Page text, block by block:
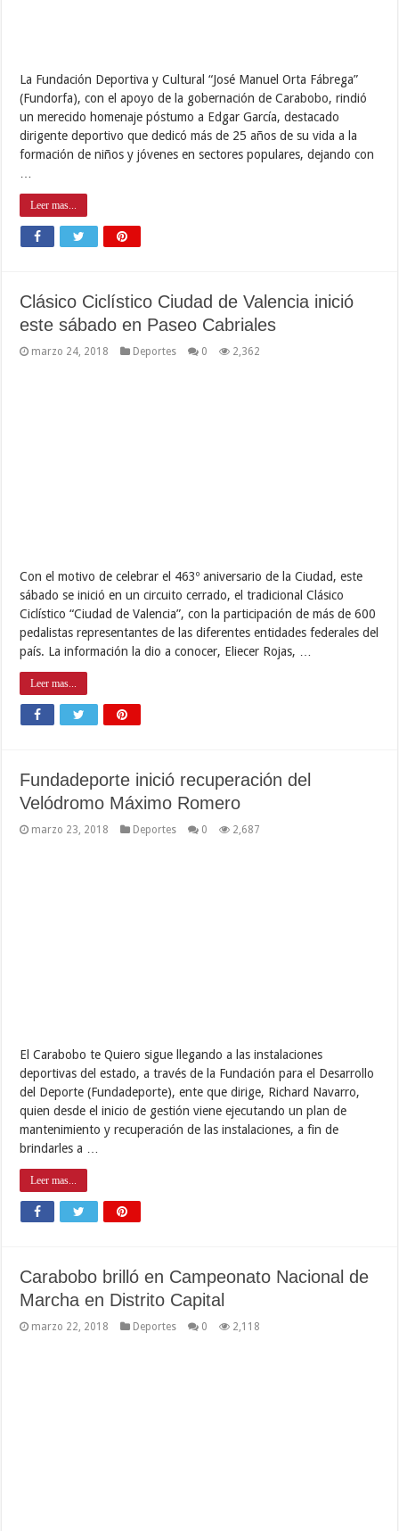
La Fundación Deportiva y Cultural “José Manuel Orta Fábrega”
(Fundorfa), con el apoyo de la gobernación de Carabobo, rindió
un merecido homenaje póstumo a Edgar García, destacado
dirigente deportivo que dedicó más de 25 años de su vida a la
formación de niños y jóvenes en sectores populares, dejando con
…
Leer mas...
Clásico Ciclístico Ciudad de Valencia inició
este sábado en Paseo Cabriales
marzo 24, 2018 Deportes 0 2,362
Con el motivo de celebrar el 463º aniversario de la Ciudad, este
sábado se inició en un circuito cerrado, el tradicional Clásico
Ciclístico “Ciudad de Valencia”, con la participación de más de 600
pedalistas representantes de las diferentes entidades federales del
país. La información la dio a conocer, Eliecer Rojas, …
Leer mas...
Fundadeporte inició recuperación del
Velódromo Máximo Romero
marzo 23, 2018 Deportes 0 2,687
El Carabobo te Quiero sigue llegando a las instalaciones
deportivas del estado, a través de la Fundación para el Desarrollo
del Deporte (Fundadeporte), ente que dirige, Richard Navarro,
quien desde el inicio de gestión viene ejecutando un plan de
mantenimiento y recuperación de las instalaciones, a fin de
brindarles a …
Leer mas...
Carabobo brilló en Campeonato Nacional de
Marcha en Distrito Capital
marzo 22, 2018 Deportes 0 2,118